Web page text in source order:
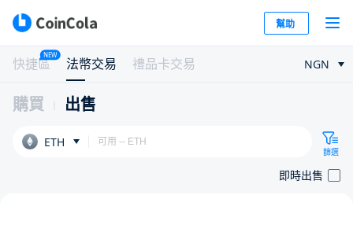
幫助
快捷區
NEW
法幣交易 禮品卡交易 NGN
購買 出售
ETH
篩選
即時出售